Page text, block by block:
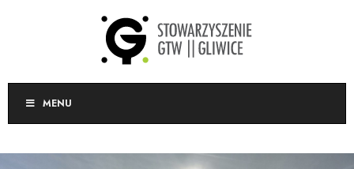
MENU